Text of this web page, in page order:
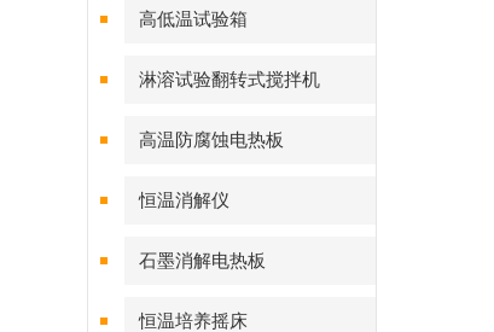
高低温试验箱
淋溶试验翻转式搅拌机
高温防腐蚀电热板
恒温消解仪
石墨消解电热板
恒温培养摇床